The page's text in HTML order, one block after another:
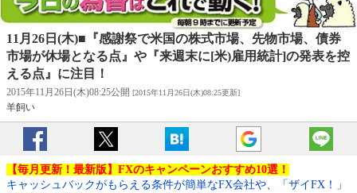
11月26日(木)■『感謝祭で米国の株式市場、先物市場、債券
市場が休場となる点』や『来週末に[米)雇用統計]の発表を控
える点』に注目！
2015年11月26日(木)08:25公開 [2015年11月26日(木)08:25更新]
羊飼い
【毎月更新！最新版】FXのキャンペーンおすすめ10選！
キャッシュバックがもらえる条件が簡単なFX会社や、「ザイFX！」